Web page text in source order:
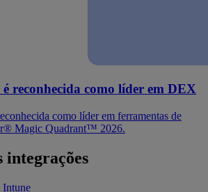
reconhecida como líder em DEX
como líder em ferramentas de
Magic Quadrant™ 2026.